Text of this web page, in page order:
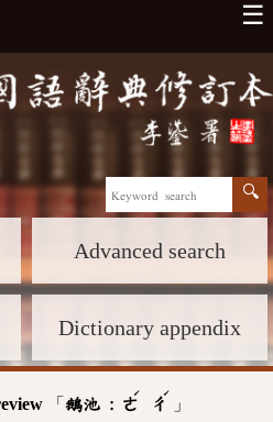
☰
Advanced search
Dictionary appendix
「 鵝池 : ㄜ
ˊ
ㄔ
ˊ
」